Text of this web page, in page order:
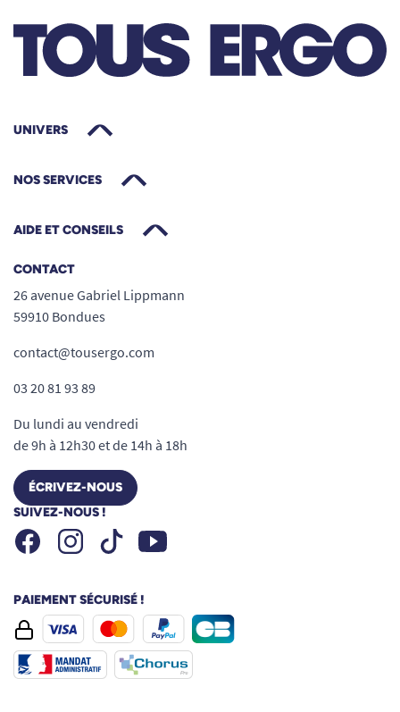
UNIVERS
NOS SERVICES
AIDE ET CONSEILS
CONTACT
26 avenue Gabriel Lippmann
59910 Bondues
contact@tousergo.com
03 20 81 93 89
Du lundi au vendredi
de 9h à 12h30 et de 14h à 18h
ÉCRIVEZ-NOUS
SUIVEZ-NOUS !
FacebookInstagramTiktok Youtube
PAIEMENT SÉCURISÉ !